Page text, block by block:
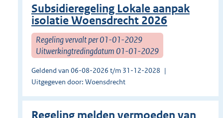
Subsidieregeling Lokale aanpak
isolatie Woensdrecht 2026
Regeling vervalt per 01-01-2029
Uitwerkingtredingdatum 01-01-2029
Geldend van 06-08-2026 t/m 31-12-2028
Uitgegeven door: Woensdrecht